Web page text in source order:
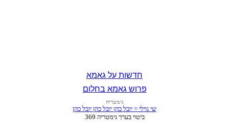
חדשות על גאמא
פרוש גאמא בחלום